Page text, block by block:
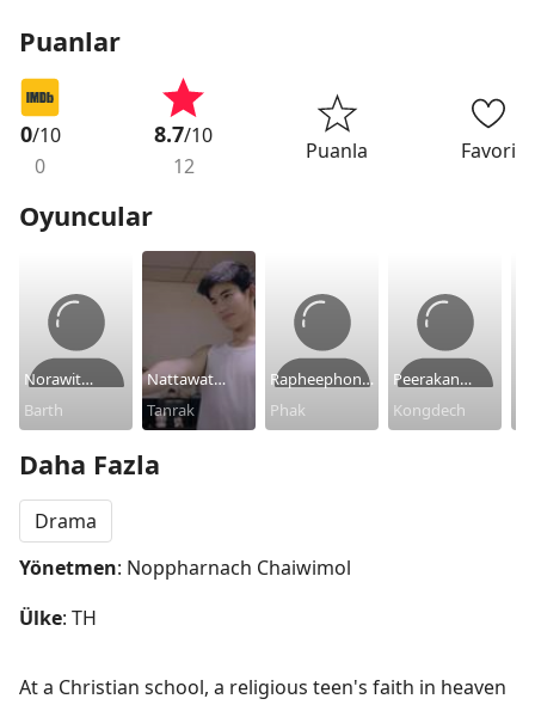
Puanlar
0/10
0
8.7/10
12
Puanla Favori
Oyuncular
Norawit
Titicharoenrak
Barth
Nattawat
Jirochtikul
Tanrak
Rapheephong
Thapsuwan
Phak
Peerakan
Teawsuwan
Kongdech
Daha Fazla
Drama
Yönetmen: Noppharnach Chaiwimol
Ülke: TH
At a Christian school, a religious teen's faith in heaven